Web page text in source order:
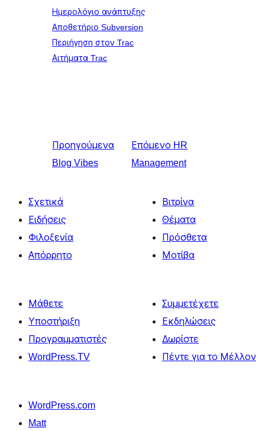
Ημερολόγιο ανάπτυξης
Αποθετήριο Subversion
Περιήγηση στον Trac
Αιτήματα Trac
Προηγούμενα
Blog Vibes
Επόμενο HR
Management
Σχετικά
Ειδήσεις
Φιλοξενία
Απόρρητο
Βιτρίνα
Θέματα
Πρόσθετα
Μοτίβα
Μάθετε
Υποστήριξη
Προγραμματιστές
WordPress.TV
Συμμετέχετε
Εκδηλώσεις
Δωρίστε
Πέντε για το Μέλλον
WordPress.com
Matt